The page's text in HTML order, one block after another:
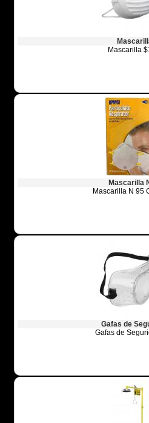
Mascarilla
Mascarilla
Mascarilla N 95
Gafas de
Gafas de